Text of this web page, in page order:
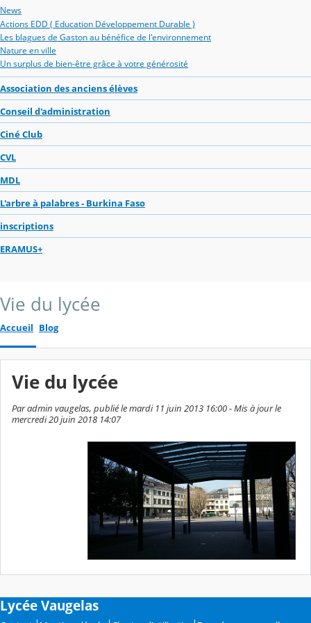
News
Actions EDD ( Education Développement Durable )
Les blagues de Gaston au bénéfice de l'environnement
Nature en ville
Un surplus de bien-être grâce à votre générosité
Association des anciens élèves
Conseil d'administration
Ciné Club
CVL
MDL
L'arbre à palabres - Burkina Faso
inscriptions
ERAMUS+
Vie du lycée
Accueil Blog
Vie du lycée
Par admin vaugelas, publié le mardi 11 juin 2013 16:00 - Mis à jour le
mercredi 20 juin 2018 14:07
Lycée Vaugelas